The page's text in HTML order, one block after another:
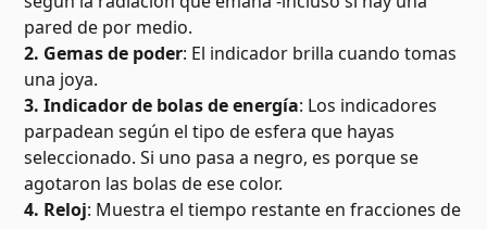
pared de por medio.
2. Gemas de poder: El indicador brilla cuando tomas
una joya.
3. Indicador de bolas de energía: Los indicadores
parpadean según el tipo de esfera que hayas
seleccionado. Si uno pasa a negro, es porque se
agotaron las bolas de ese color.
4. Reloj: Muestra el tiempo restante en fracciones de